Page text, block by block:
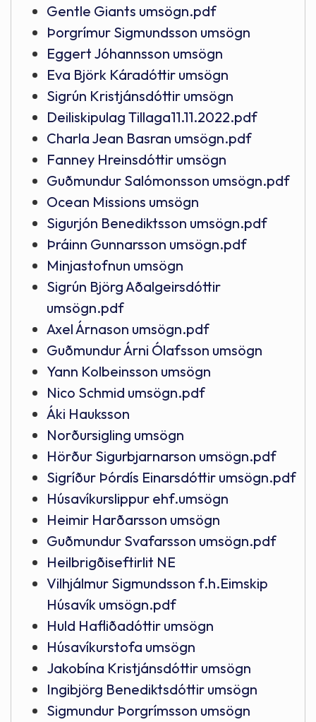
Gentle Giants umsögn.pdf
Þorgrímur Sigmundsson umsögn
Eggert Jóhannsson umsögn
Eva Björk Káradóttir umsögn
Sigrún Kristjánsdóttir umsögn
Deiliskipulag Tillaga11.11.2022.pdf
Charla Jean Basran umsögn.pdf
Fanney Hreinsdóttir umsögn
Guðmundur Salómonsson umsögn.pdf
Ocean Missions umsögn
Sigurjón Benediktsson umsögn.pdf
Þráinn Gunnarsson umsögn.pdf
Minjastofnun umsögn
Sigrún Björg Aðalgeirsdóttir
umsögn.pdf
Axel Árnason umsögn.pdf
Guðmundur Árni Ólafsson umsögn
Yann Kolbeinsson umsögn
Nico Schmid umsögn.pdf
Áki Hauksson
Norðursigling umsögn
Hörður Sigurbjarnarson umsögn.pdf
Sigríður Þórdís Einarsdóttir umsögn.pdf
Húsavíkurslippur ehf.umsögn
Heimir Harðarsson umsögn
Guðmundur Svafarsson umsögn.pdf
Heilbrigðiseftirlit NE
Vilhjálmur Sigmundsson f.h.Eimskip
Húsavík umsögn.pdf
Huld Hafliðadóttir umsögn
Húsavíkurstofa umsögn
Jakobína Kristjánsdóttir umsögn
Ingibjörg Benediktsdóttir umsögn
Sigmundur Þorgrímsson umsögn